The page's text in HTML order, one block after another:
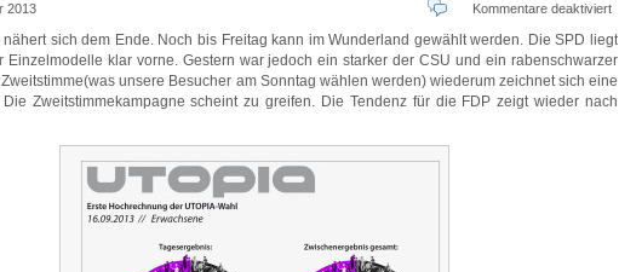
2013 Kommentare deaktiviert
nähert sich dem Ende. Noch bis Freitag kann im Wunderland gewählt werden. Die SPD liegt
Einzelmodelle klar vorne. Gestern war jedoch ein starker der CSU und ein rabenschwarzer
Zweitstimme(was unsere Besucher am Sonntag wählen werden) wiederum zeichnet sich eine
Die Zweitstimmekampagne scheint zu greifen. Die Tendenz für die FDP zeigt wieder nach